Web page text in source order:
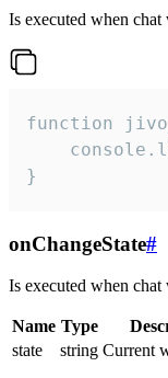
Is executed when
function
}
onChangeState#
Is executed when chat
Name Type
state
string Current